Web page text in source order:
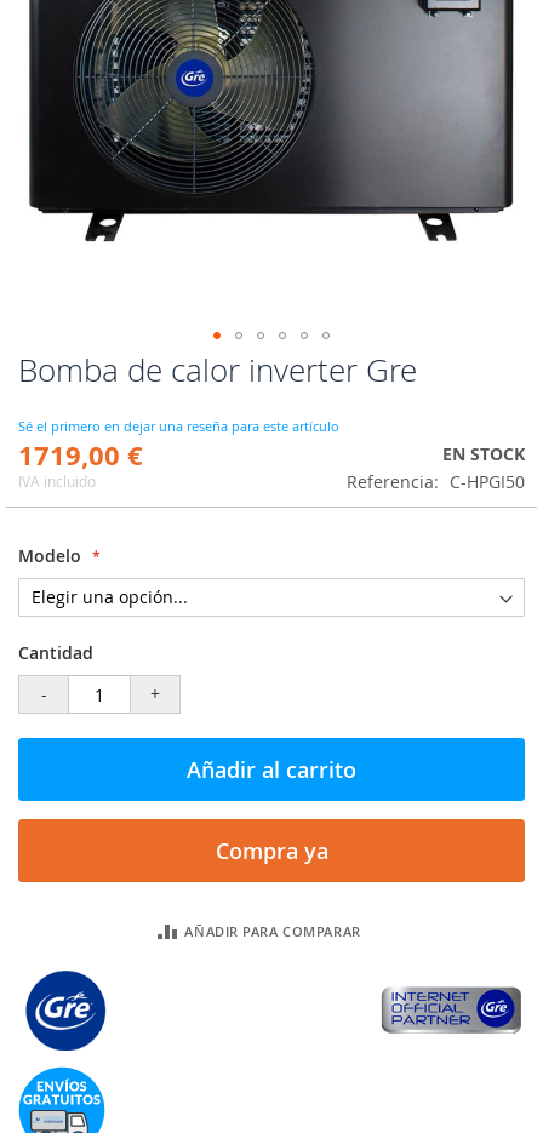
Bomba de calor inverter Gre
Sé el primero en dejar una reseña para este artículo
1719,00 €
IVA incluido
EN STOCK
Referencia
C-HPGI50
Modelo
Cantidad
-
+
Añadir al carrito
Compra ya
AÑADIR PARA COMPARAR
Saltar
al
de
la
galería
de